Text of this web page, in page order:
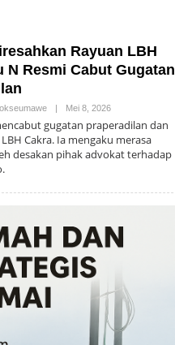
Rayuan LBH
N Resmi Cabut Gugatan
| Mei 8, 2026O
E
H
R
gugatan praperadilan dan
Cakra. Ia mengaku merasa
desakan pihak advokat terhadap